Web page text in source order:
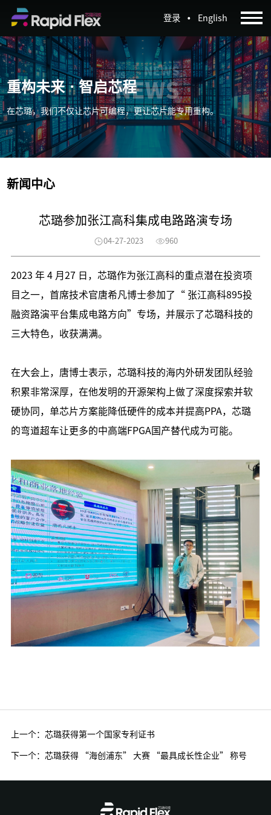
登录 · English
重构未来 · 智启芯程
在芯璐，我们不仅让芯片可编程，更让芯片能专用重构。
新闻中心
芯璐参加张江高科集成电路路演专场
04-27-2023 960
2023 年 4 月27 日，芯璐作为张江高科的重点潜在投资项
目之一，首席技术官唐希凡博士参加了“ 张江高科895投
融资路演平台集成电路方向”专场，并展示了芯璐科技的
三大特色，收获满满。
在大会上，唐博士表示，芯璐科技的海内外研发团队经验
积累非常深厚，在他发明的开源架构上做了深度探索并软
硬协同，单芯片方案能降低硬件的成本并提高PPA，芯璐
的弯道超车让更多的中高端FPGA国产替代成为可能。
上一个： 芯璐获得第一个国家专利证书
下一个： 芯璐获得 “海创浦东” 大赛 “最具成长性企业” 称号